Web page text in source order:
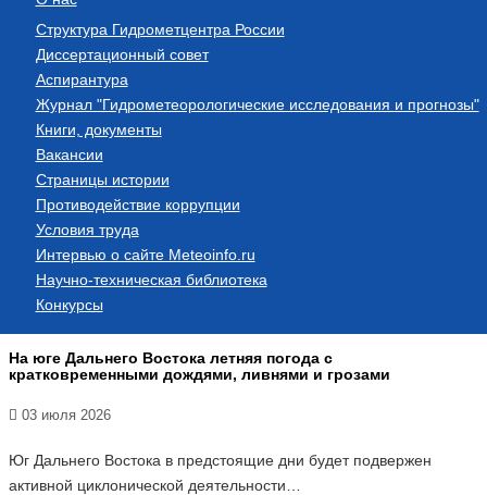
Структура Гидрометцентра России
Диссертационный совет
Аспирантура
Журнал "Гидрометеорологические исследования и прогнозы"
Книги, документы
Вакансии
Страницы истории
Противодействие коррупции
Условия труда
Интервью о сайте Meteoinfo.ru
Научно-техническая библиотека
Конкурсы
На юге Дальнего Востока летняя погода с
кратковременными дождями, ливнями и грозами
03 июля 2026
Юг Дальнего Востока в предстоящие дни будет подвержен
активной циклонической деятельности…